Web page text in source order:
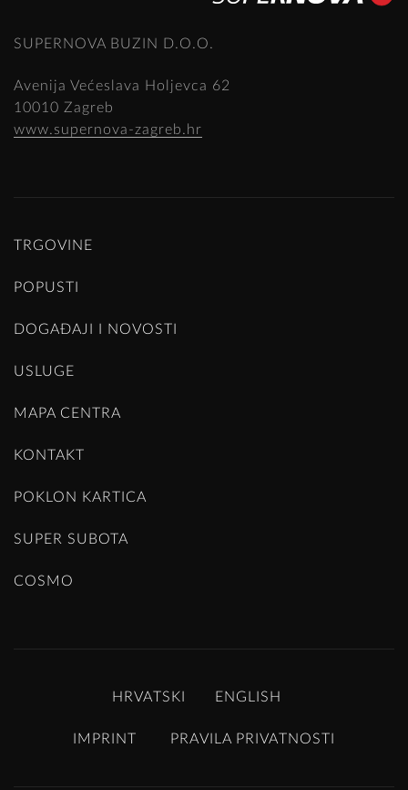
TRGOVINE
POPUSTI
DOGAĐAJI I NOVOSTI
USLUGE
MAPA CENTRA
KONTAKT
POKLON KARTICA
SUPER SUBOTA
COSMO
SUPERNOVA BUZIN D.O.O.
Avenija Većeslava Holjevca 62
10010 Zagreb
www.supernova-zagreb.hr
HRVATSKI ENGLISH
IMPRINT PRAVILA PRIVATNOSTI